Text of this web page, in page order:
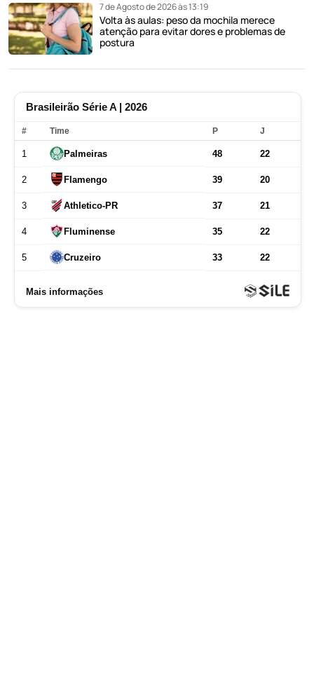
7 de Agosto de 2026 às 13:19
Volta às aulas: peso da mochila merece
atenção para evitar dores e problemas de
postura